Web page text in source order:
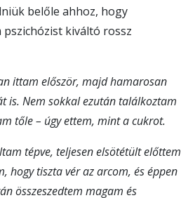
belőle ahhoz, hogy
pszichózist kiváltó rossz
ittam először, majd hamarosan
is. Nem sokkal ezután találkoztam
tőle – úgy ettem, mint a cukrot.
tépve, teljesen elsötétült előttem
hogy tiszta vér az arcom, és éppen
összeszedtem magam és